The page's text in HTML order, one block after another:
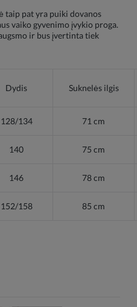
taip pat yra puiki dovanos
vaiko gyvenimo įvykio proga.
ir bus įvertinta tiek
Dydis Suknelės ilgis
128/134 71 cm
140 75 cm
146 78 cm
152/158 85 cm